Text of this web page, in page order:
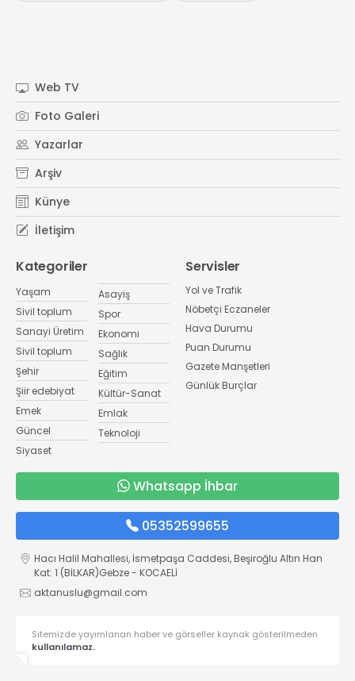
Web TV
Foto Galeri
Yazarlar
Arşiv
Künye
İletişim
Kategoriler
Yaşam
Sivil toplum
Sanayi Üretim
Sivil toplum
Şehir
Şiir edebiyat
Emek
Güncel
Siyaset
Asayiş
Spor
Ekonomi
Sağlık
Eğitim
Kültür-Sanat
Emlak
Teknoloji
Servisler
Yol ve Trafik
Nöbetçi Eczaneler
Hava Durumu
Puan Durumu
Gazete Manşetleri
Günlük Burçlar
Whatsapp İhbar
05352599655
Hacı Halil Mahallesi, İsmetpaşa Caddesi, Beşiroğlu Altın Han
Kat: 1 (BİLKAR)Gebze - KOCAELİ
aktanuslu@gmail.com
Sitemizde yayımlanan haber ve görseller kaynak gösterilmeden
kullanılamaz.